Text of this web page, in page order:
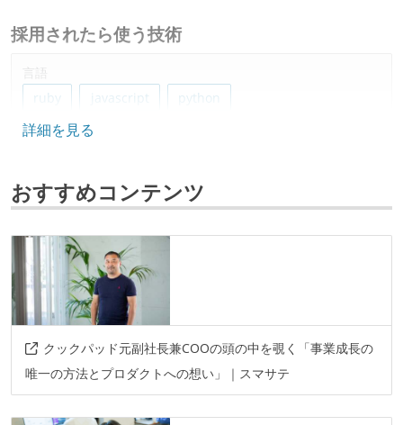
採用されたら使う技術
言語
ruby
javascript python
フレームワーク
データベース
mysql
ソースコード管理
プロジェクト管理
github
その他
詳細を見る
おすすめコンテンツ
クックパッド元副社長兼COOの頭の中を覗く「事業成長の
唯一の方法とプロダクトへの想い」｜スマサテ